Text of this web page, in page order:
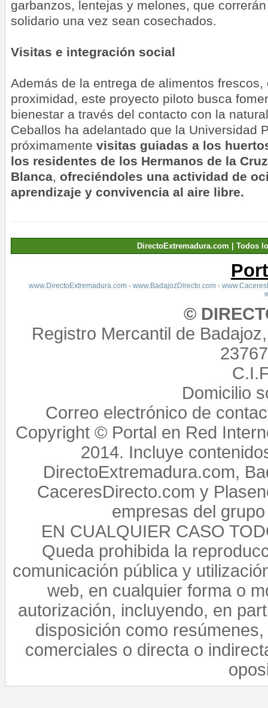
garbanzos, lentejas y melones, que
solidario una vez sean cosechados.
Visitas e integración social
Además de la entrega de alimentos frescos,
proximidad, este proyecto piloto busca
bienestar a través del contacto con la
Ceballos ha adelantado que la Universidad
próximamente visitas guiadas a los
los residentes de los Hermanos de la Cruz
Blanca, ofreciéndoles una actividad de
aprendizaje y convivencia al aire libre.
DirectoExtremadura.com | Todos
www.DirectoExtremadura.com- www.BadajozDirecto.com-
©
Registro Mercantil de
Domicilio
Correo electrónico de
Copyright © Portal en Red
2014. Incluye
DirectoExtremadura.com,
CaceresDirecto.com y
empresas del
EN CUALQUIER CASO
Queda prohibida la
comunicación pública y
web, en cualquier forma o
autorización, incluyendo, en
disposición como
comerciales o directa o